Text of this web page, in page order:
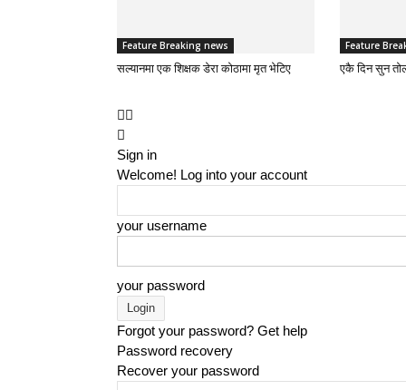
Feature Breaking news
सल्यानमा एक शिक्षक डेरा कोठामा मृत भेटिए
Feature
एकै दिन सुन
Sign in
Welcome! Log into your account
your username
your password
Forgot your password? Get help
Password recovery
Recover your password